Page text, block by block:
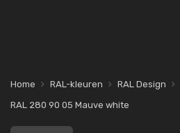
Home RAL-kleuren RAL Design
RAL 280 90 05 Mauve white